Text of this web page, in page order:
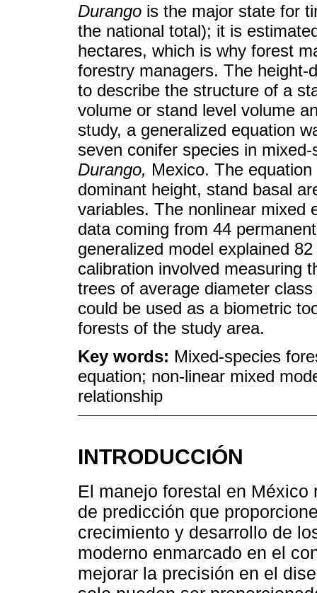
Durango is the major state for
the national total); it is
hectares, which is why forest
forestry managers. The height-
to describe the structure of a
volume or stand level volume
study, a generalized equation
seven conifer species in
Durango, Mexico. The
dominant height, stand basal
variables. The nonlinear mixed
data coming from 44
generalized model explained
calibration involved measuring
trees of average diameter
could be used as a biometric
forests of the study area.
Key words: Mixed-species
equation; non-linear mixed
relationship
INTRODUCCIÓN
El manejo forestal en
de predicción que
crecimiento y desarrollo de
moderno enmarcado en el
mejorar la precisión en el